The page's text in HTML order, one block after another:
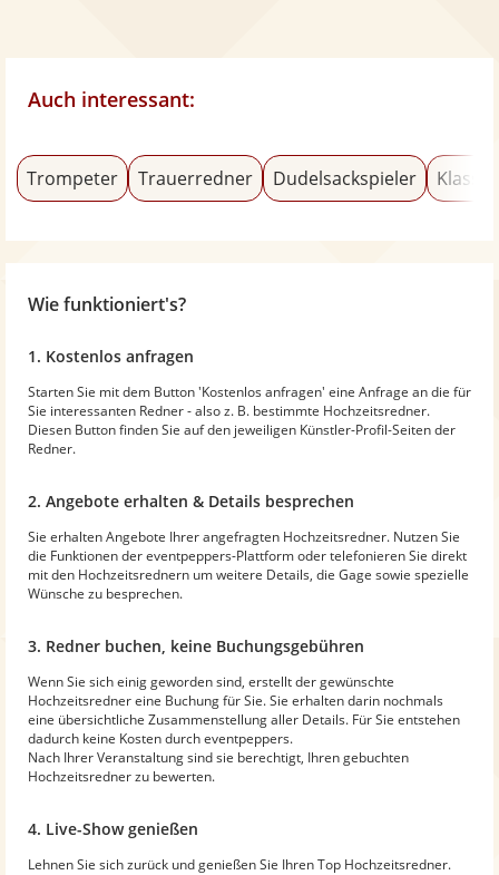
Auch interessant:
Trompeter Trauerredner Dudelsackspieler
Wie funktioniert's?
1. Kostenlos anfragen
Starten Sie mit dem Button 'Kostenlos anfragen' eine Anfrage an die für
Sie interessanten Redner - also z. B. bestimmte Hochzeitsredner.
Diesen Button finden Sie auf den jeweiligen Künstler-Profil-Seiten der
Redner.
2. Angebote erhalten & Details besprechen
Sie erhalten Angebote Ihrer angefragten Hochzeitsredner. Nutzen Sie
die Funktionen der eventpeppers-Plattform oder telefonieren Sie direkt
mit den Hochzeitsrednern um weitere Details, die Gage sowie spezielle
Wünsche zu besprechen.
3. Redner buchen, keine Buchungsgebühren
Wenn Sie sich einig geworden sind, erstellt der gewünschte
Hochzeitsredner eine Buchung für Sie. Sie erhalten darin nochmals
eine übersichtliche Zusammenstellung aller Details. Für Sie entstehen
dadurch keine Kosten durch eventpeppers.
Nach Ihrer Veranstaltung sind sie berechtigt, Ihren gebuchten
Hochzeitsredner zu bewerten.
4. Live-Show genießen
Lehnen Sie sich zurück und genießen Sie Ihren Top Hochzeitsredner.